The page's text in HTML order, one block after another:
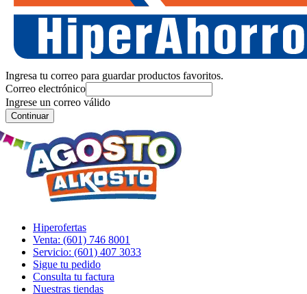
Ingresa tu correo para guardar productos favoritos.
Correo electrónico
Ingrese un correo válido
Continuar
Hiperofertas
Venta: (601) 746 8001
Servicio: (601) 407 3033
Sigue tu pedido
Consulta tu factura
Nuestras tiendas